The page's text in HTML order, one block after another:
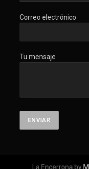
Correo electrónico
Tu mensaje
La Encerrona by